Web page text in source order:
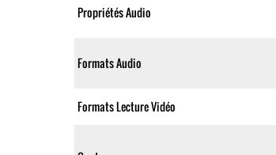
Propriétés Audio
Formats Audio
Formats Lecture Vidéo